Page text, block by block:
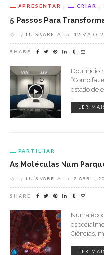
APRESENTAR CRIAR
5 Passos Para
by LUÍS VARELA on 12 MAIO,
SHARE
Dou início
“Como
estado de
LER
PARTILHAR
As Moléculas Num
by LUÍS VARELA on 2 ABRIL,
SHARE
Numa
Ciências,
LER